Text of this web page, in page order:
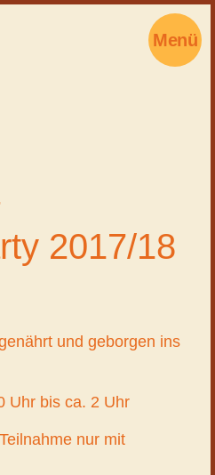
Menü
2017/18
und geborgen ins
Uhr bis ca. 2 Uhr
nur mit